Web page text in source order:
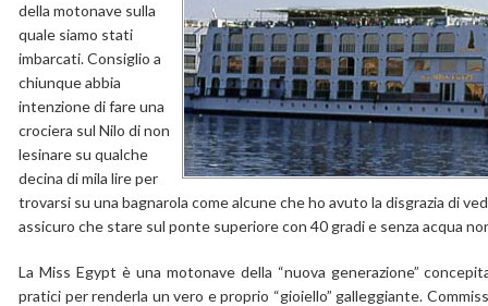
della motonave sulla
quale siamo stati
imbarcati. Consiglio a
chiunque abbia
intenzione di fare una
crociera sul Nilo di non
lesinare su qualche
decina di mila lire per
trovarsi su una bagnarola come alcune che ho avuto la disgrazia di
assicuro che stare sul ponte superiore con 40 gradi e senza acqua
La Miss Egypt è una motonave della “nuova generazione”
pratici per renderla un vero e proprio “gioiello” galleggiante.